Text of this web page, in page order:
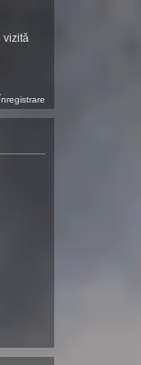
vizită
Înregistrare